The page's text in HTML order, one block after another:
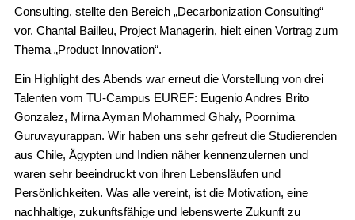
Consulting, stellte den Bereich „Decarbonization Consulting“
vor. Chantal Bailleu, Project Managerin, hielt einen Vortrag zum
Thema „Product Innovation“.
Ein Highlight des Abends war erneut die Vorstellung von drei
Talenten vom TU-Campus EUREF: Eugenio Andres Brito
Gonzalez, Mirna Ayman Mohammed Ghaly, Poornima
Guruvayurappan. Wir haben uns sehr gefreut die Studierenden
aus Chile, Ägypten und Indien näher kennenzulernen und
waren sehr beeindruckt von ihren Lebensläufen und
Persönlichkeiten. Was alle vereint, ist die Motivation, eine
nachhaltige, zukunftsfähige und lebenswerte Zukunft zu